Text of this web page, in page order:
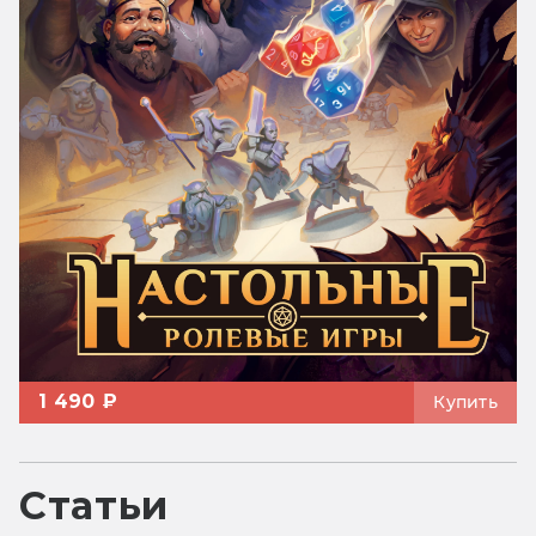
1 490 ₽ Купить
Статьи